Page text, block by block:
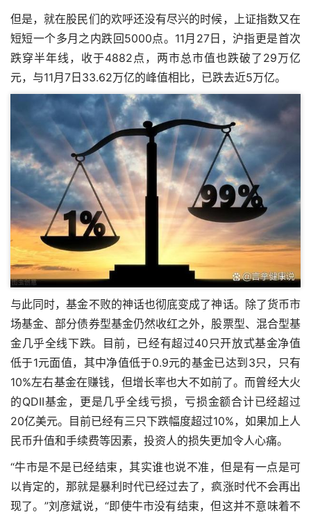
但是，就在股民们的欢呼还没有尽兴的时候，上证指数又在
短短一个多月之内跌回5000点。11月27日，沪指更是首次
跌穿半年线，收于4882点，两市总市值也跌破了29万亿
元，与11月7日33.62万亿的峰值相比，已跌去近5万亿。
与此同时，基金不败的神话也彻底变成了神话。除了货币市
场基金、部分债券型基金仍然收红之外，股票型、混合型基
金几乎全线下跌。目前，已经有超过40只开放式基金净值
低于1元面值，其中净值低于0.9元的基金已达到3只，只有
10%左右基金在赚钱，但增长率也大不如前了。而曾经大火
的QDII基金，更是几乎全线亏损，亏损金额合计已经超过
20亿美元。目前已经有三只下跌幅度超过10%，如果加上人
民币升值和手续费等因素，投资人的损失更加令人心痛。
“牛市是不是已经结束，其实谁也说不准，但是有一点是可
以肯定的，那就是暴利时代已经过去了，疯涨时代不会再出
现了。”刘彦斌说，“即使牛市没有结束，但这并不意味着不